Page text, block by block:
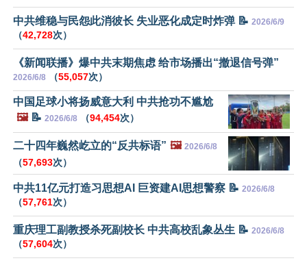
中共维稳与民怨此消彼长 失业恶化成定时炸弹 📝 2026/6/9
（42,728次）
《新闻联播》爆中共末期焦虑 给市场播出“撤退信号弹”
2026/6/8 （55,057次）
中国足球小将扬威意大利 中共抢功不尴尬
🖼️📝 2026/6/8 （94,454次）
二十四年巍然屹立的“反共标语” 🖼️ 2026/6/8
（57,693次）
中共11亿元打造习思想AI 巨资建AI思想警察 📝 2026/6/8
（57,761次）
重庆理工副教授杀死副校长 中共高校乱象丛生 📝 2026/6/8
（57,604次）